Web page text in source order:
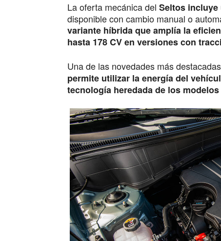
La oferta mecánica del Seltos incluye
disponible con cambio manual o
variante híbrida que amplía la
hasta 178 CV en versiones con
Una de las novedades más
permite utilizar la energía del
tecnología heredada de los